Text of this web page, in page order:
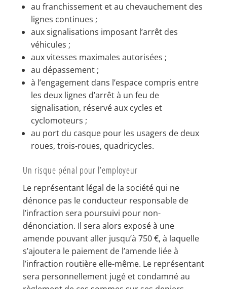
au franchissement et au chevauchement des
lignes continues ;
aux signalisations imposant l’arrêt des
véhicules ;
aux vitesses maximales autorisées ;
au dépassement ;
à l’engagement dans l’espace compris entre
les deux lignes d’arrêt à un feu de
signalisation, réservé aux cycles et
cyclomoteurs ;
au port du casque pour les usagers de deux
roues, trois-roues, quadricycles.
Un risque pénal pour l’employeur
Le représentant légal de la société qui ne
dénonce pas le conducteur responsable de
l’infraction sera poursuivi pour non-
dénonciation. Il sera alors exposé à une
amende pouvant aller jusqu’à 750 €, à laquelle
s’ajoutera le paiement de l’amende liée à
l’infraction routière elle-même. Le représentant
sera personnellement jugé et condamné au